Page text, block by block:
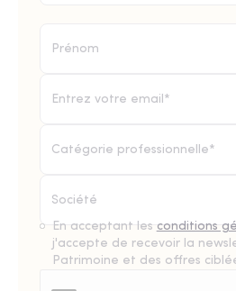
Catégorie professionnelle*
En acceptant les conditions
j'accepte de recevoir la
Patrimoine et des offres